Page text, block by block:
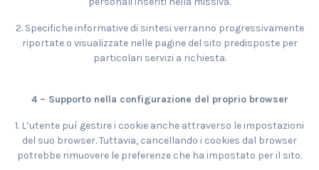
2. Specifiche informative di sintesi verranno progressivamente
riportate o visualizzate nelle pagine del sito predisposte per
particolari servizi a richiesta.
4 – Supporto nella configurazione del proprio browser
1. L’utente puì gestire i cookie anche attraverso le impostazioni
del suo browser. Tuttavia, cancellando i cookies dal browser
potrebbe rimuovere le preferenze che ha impostato per il sito.